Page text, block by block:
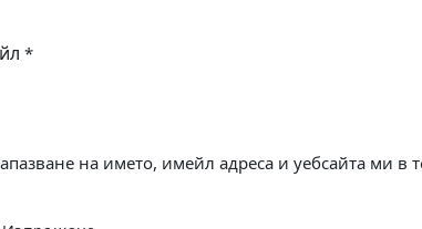
*
на името, имейл адреса и уебсайта ми в